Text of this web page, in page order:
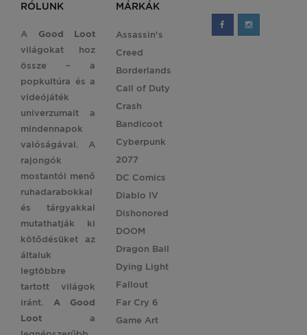
RÓLUNK
A Good Loot
világokat hoz
össze – a
popkultúra és a
videójáték
univerzumait a
mindennapok
valóságával. A
rajongók
mostantól menő
ruhadarabokkal
és tárgyakkal
mutathatják ki
kötődésüket az
általuk
legtöbbre
tartott világok
iránt.A Good
Loot a
MÁRKÁK
Assassin's
Creed
Borderlands
Call of Duty
Crash
Bandicoot
Cyberpunk
2077
DC Comics
Diablo IV
Dishonored
DOOM
Dragon Ball
Dying Light
Fallout
Far Cry 6
Game Art